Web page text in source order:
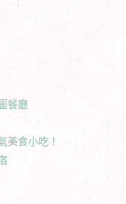
餐廳
美食小吃！